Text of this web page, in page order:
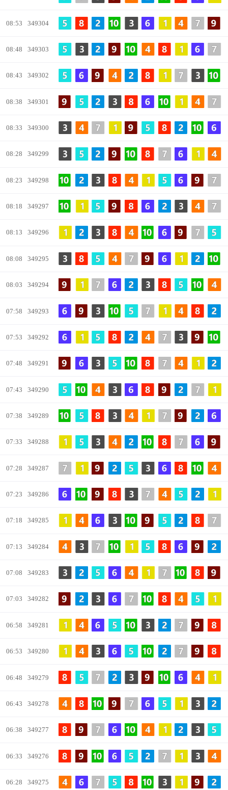
08:53 349304
08:48 349303
08:43 349302
08:38 349301
08:33 349300
08:28 349299
08:23 349298
08:18 349297
08:13 349296
08:08 349295
08:03 349294
07:58 349293
07:53 349292
07:48 349291
07:43 349290
07:38 349289
07:33 349288
07:28 349287
07:23 349286
07:18 349285
07:13 349284
07:08 349283
07:03 349282
06:58 349281
06:53 349280
06:48 349279
06:43 349278
06:38 349277
06:33 349276
06:28 349275